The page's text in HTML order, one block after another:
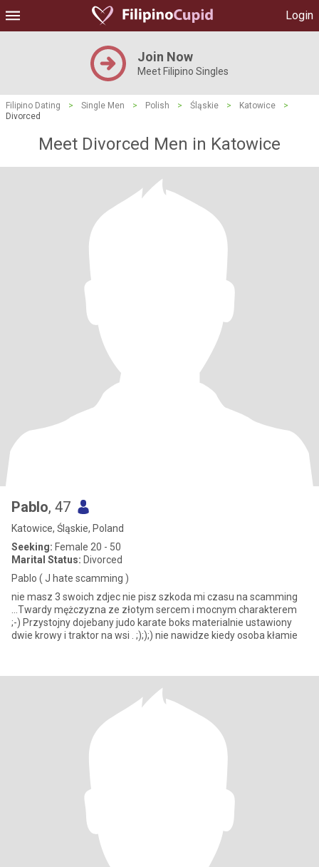
Login
Join Now
Meet Filipino Singles
Filipino Dating > Single Men > Polish > Śląskie > Katowice
>
Divorced
Meet Divorced Men in Katowice
Pablo, 47
Katowice, Śląskie, Poland
Seeking: Female 20 - 50
Marital Status: Divorced
Pablo ( J hate scamming )
nie masz 3 swoich zdjec nie pisz szkoda mi czasu na scamming
...Twardy mężczyzna ze złotym sercem i mocnym charakterem
;-) Przystojny dojebany judo karate boks materialnie ustawiony
dwie krowy i traktor na wsi . ;););) nie nawidze kiedy osoba kłamie